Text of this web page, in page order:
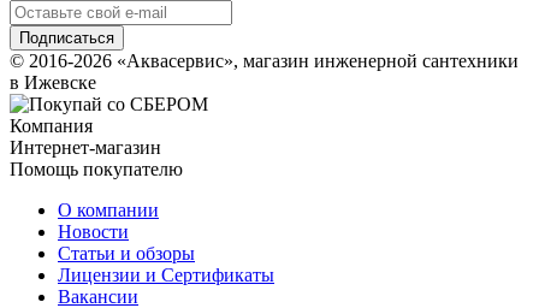
© 2016-2026 «Аквасервис», магазин инженерной сантехники
в Ижевске
Компания
Интернет-магазин
Помощь покупателю
О компании
Новости
Статьи и обзоры
Лицензии и Сертификаты
Вакансии